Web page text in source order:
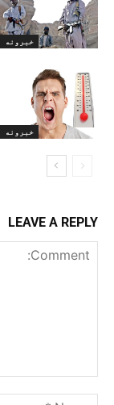
خبرونه
خبرونه
LEAVE A REPLY